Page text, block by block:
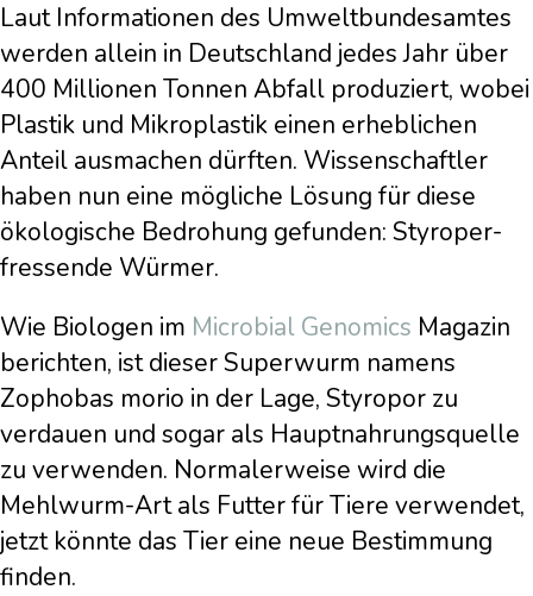
Laut Informationen des Umweltbundesamtes
werden allein in Deutschland jedes Jahr über
400 Millionen Tonnen Abfall produziert, wobei
Plastik und Mikroplastik einen erheblichen
Anteil ausmachen dürften. Wissenschaftler
haben nun eine mögliche Lösung für diese
ökologische Bedrohung gefunden: Styroper-
fressende Würmer.
Wie Biologen im Microbial Genomics Magazin
berichten, ist dieser Superwurm namens
Zophobas morio in der Lage, Styropor zu
verdauen und sogar als Hauptnahrungsquelle
zu verwenden. Normalerweise wird die
Mehlwurm-Art als Futter für Tiere verwendet,
jetzt könnte das Tier eine neue Bestimmung
finden.